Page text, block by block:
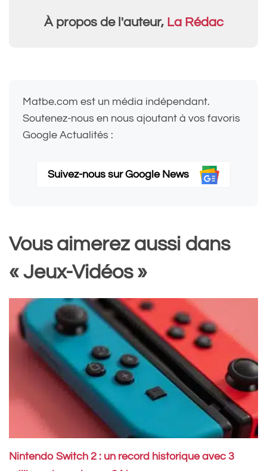
À propos de l'auteur, La Rédac
Matbe.com est un média indépendant.
Soutenez-nous en nous ajoutant à vos favoris
Google Actualités :
Suivez-nous sur Google News
Vous aimerez aussi dans
« Jeux-Vidéos »
Nintendo Switch 2 : un record historique avec 3